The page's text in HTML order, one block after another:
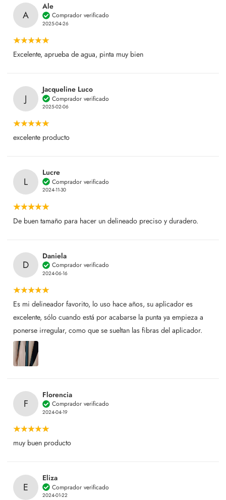
A
Ale
Comprador verificado
2025-04-26
Excelente, aprueba de agua, pinta muy bien
J
Jacqueline Luco
Comprador verificado
2025-02-06
excelente producto
L
Lucre
Comprador verificado
2024-11-30
De buen tamaño para hacer un delineado preciso y duradero.
D
Daniela
Comprador verificado
2024-06-16
Es mi delineador favorito, lo uso hace años, su aplicador es
excelente, sólo cuando está por acabarse la punta ya empieza a
ponerse irregular, como que se sueltan las fibras del aplicador.
F
Florencia
Comprador verificado
2024-04-19
muy buen producto
E
Eliza
Comprador verificado
2024-01-22